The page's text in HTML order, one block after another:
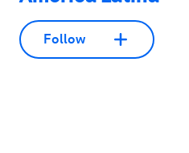
Follow